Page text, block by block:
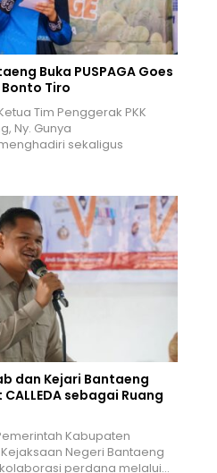
Buka PUSPAGA Goes
Tiro
Tim Penggerak PKK
Ny. Gunya
sekaligus
dan Kejari Bantaeng
sebagai Ruang
Pemerintah Kabupaten
Negeri Bantaeng
perdana melalui…